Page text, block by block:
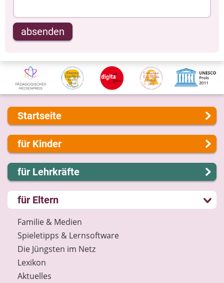
absenden
Startseite
Über uns
Presse
Kontakt
Impressum
Internet-ABC Sitemap
Barrierefreiheit
Länderprojekte
für Kinder
Lernen und Schule
Hobby und Freizeit
Spiel und Spaß
Mitreden und Mitmachen
Lexikon
Datenschutz
Newsletter
für Lehrkräfte
Lernmodule
Unterrichts­materialien
Internet-ABC-Schule
Praxishilfen
Aktuelles
Materialbestellung
Lexikon
für Eltern
Familie & Medien
Spieletipps & Lernsoftware
Die Jüngsten im Netz
Lexikon
Aktuelles